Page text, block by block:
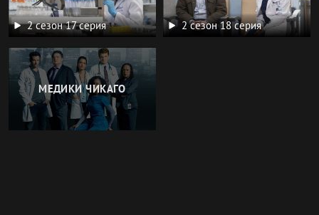
2 сезон 17 серия 2 сезон 18 серия
МЕДИКИ ЧИКАГО